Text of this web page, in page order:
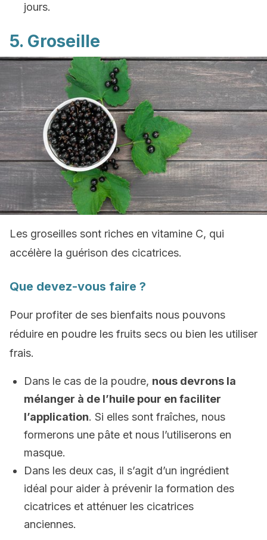
jours.
5. Groseille
Les groseilles sont riches en vitamine C, qui
accélère la guérison des cicatrices.
Que devez-vous faire ?
Pour profiter de ses bienfaits nous pouvons
réduire en poudre les fruits secs ou bien les utiliser
frais.
Dans le cas de la poudre, nous devrons la
mélanger à de l’huile pour en faciliter
l’application. Si elles sont fraîches, nous
formerons une pâte et nous l’utiliserons en
masque.
Dans les deux cas, il s’agit d’un ingrédient
idéal pour aider à prévenir la formation des
cicatrices et atténuer les cicatrices
anciennes.